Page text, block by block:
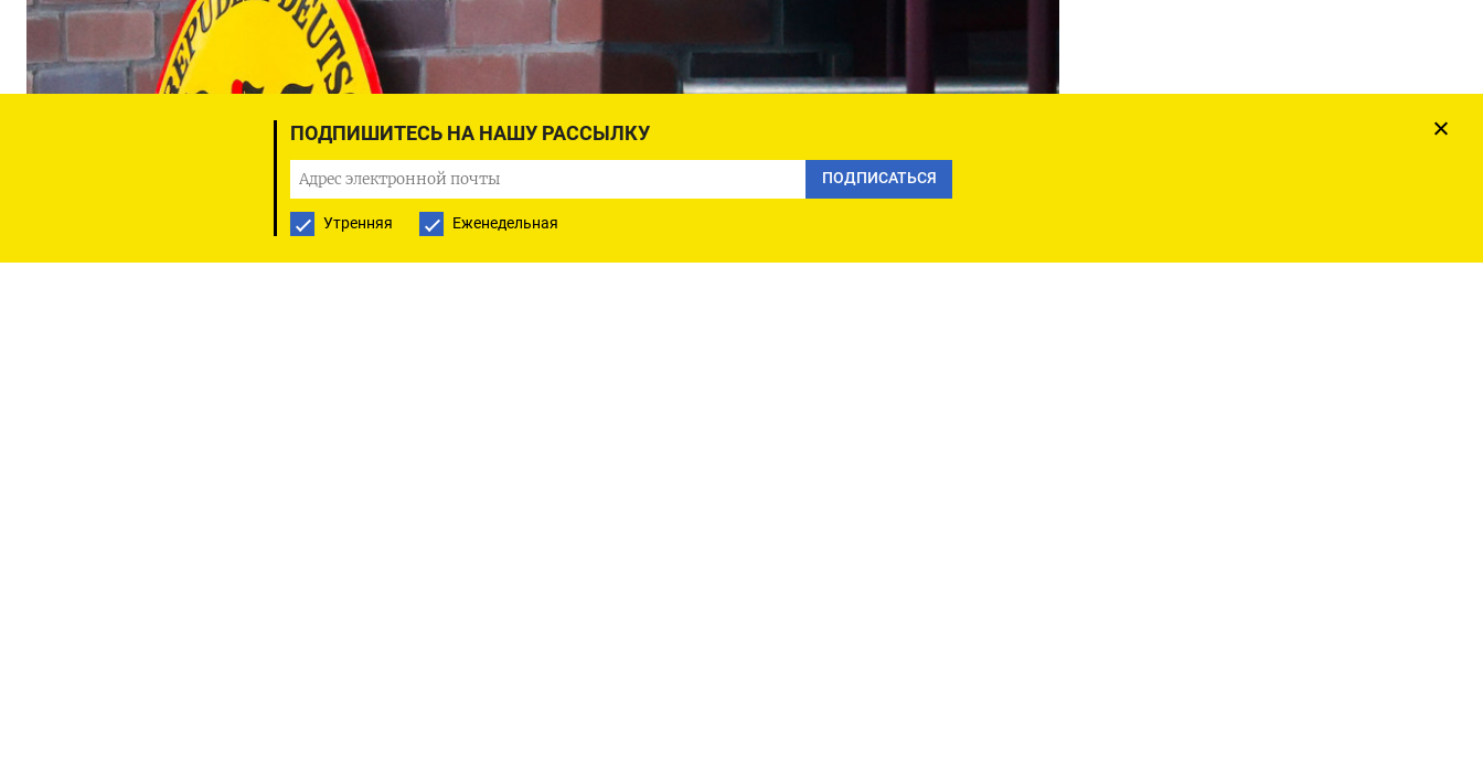
ПОДПИШИТЕСЬ НА НАШУ РАССЫЛКУ
ПОДПИСАТЬСЯ
Утренняя Еженедельная